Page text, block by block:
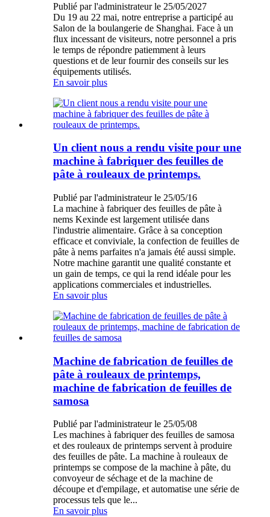
Publié par l'administrateur le 25/05/2027
Du 19 au 22 mai, notre entreprise a participé au
Salon de la boulangerie de Shanghai. Face à un
flux incessant de visiteurs, notre personnel a pris
le temps de répondre patiemment à leurs
questions et de leur fournir des conseils sur les
équipements utilisés.
En savoir plus
Un client nous a rendu visite pour une
machine à fabriquer des feuilles de
pâte à rouleaux de printemps.
Publié par l'administrateur le 25/05/16
La machine à fabriquer des feuilles de pâte à
nems Kexinde est largement utilisée dans
l'industrie alimentaire. Grâce à sa conception
efficace et conviviale, la confection de feuilles de
pâte à nems parfaites n'a jamais été aussi simple.
Notre machine garantit une qualité constante et
un gain de temps, ce qui la rend idéale pour les
applications commerciales et industrielles.
En savoir plus
Machine de fabrication de feuilles de
pâte à rouleaux de printemps,
machine de fabrication de feuilles de
samosa
Publié par l'administrateur le 25/05/08
Les machines à fabriquer des feuilles de samosa
et des rouleaux de printemps servent à produire
des feuilles de pâte. La machine à rouleaux de
printemps se compose de la machine à pâte, du
convoyeur de séchage et de la machine de
découpe et d'empilage, et automatise une série de
processus tels que le...
En savoir plus